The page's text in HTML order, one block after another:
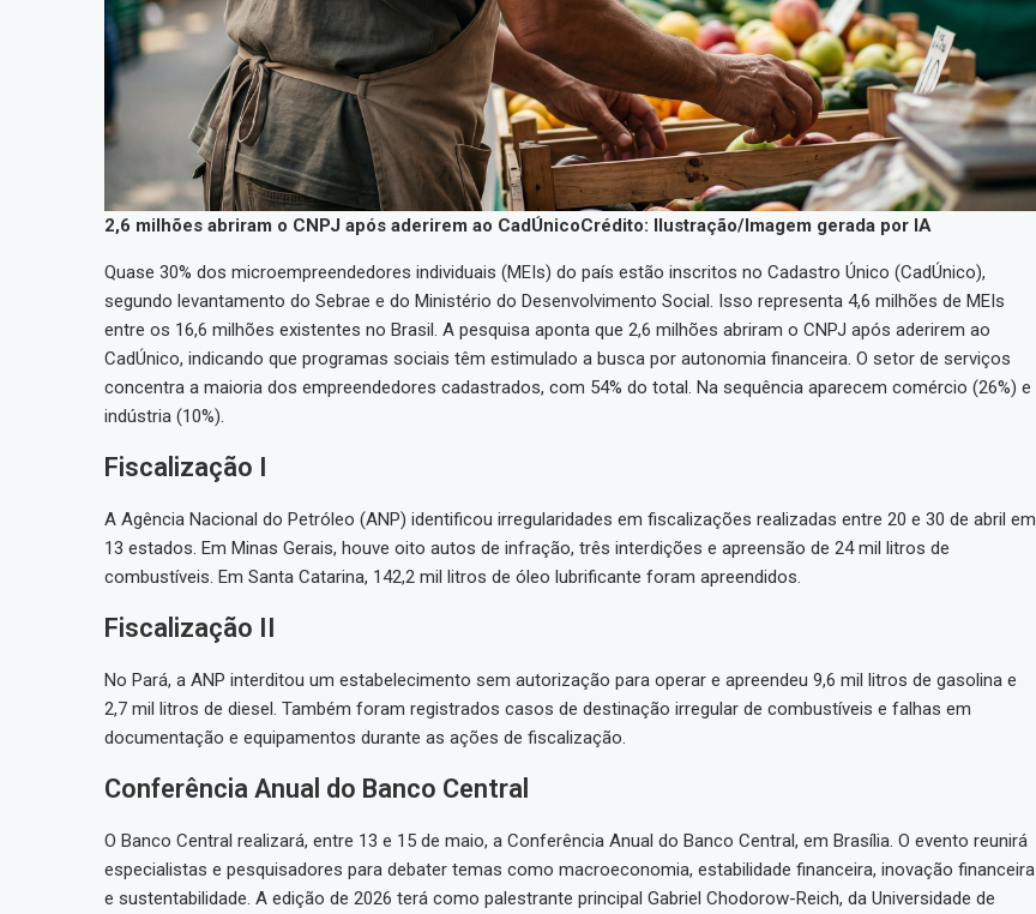
2,6 milhões abriram o CNPJ após aderirem ao CadÚnicoCrédito: Ilustração/Imagem gerada por IA
Quase 30% dos microempreendedores individuais (MEIs) do país estão inscritos no Cadastro Único (CadÚnico),
segundo levantamento do Sebrae e do Ministério do Desenvolvimento Social. Isso representa 4,6 milhões de MEIs
entre os 16,6 milhões existentes no Brasil. A pesquisa aponta que 2,6 milhões abriram o CNPJ após aderirem ao
CadÚnico, indicando que programas sociais têm estimulado a busca por autonomia financeira. O setor de serviços
concentra a maioria dos empreendedores cadastrados, com 54% do total. Na sequência aparecem comércio (26%) e
indústria (10%).
Fiscalização I
A Agência Nacional do Petróleo (ANP) identificou irregularidades em fiscalizações realizadas entre 20 e 30 de abril em
13 estados. Em Minas Gerais, houve oito autos de infração, três interdições e apreensão de 24 mil litros de
combustíveis. Em Santa Catarina, 142,2 mil litros de óleo lubrificante foram apreendidos.
Fiscalização II
No Pará, a ANP interditou um estabelecimento sem autorização para operar e apreendeu 9,6 mil litros de gasolina e
2,7 mil litros de diesel. Também foram registrados casos de destinação irregular de combustíveis e falhas em
documentação e equipamentos durante as ações de fiscalização.
Conferência Anual do Banco Central
O Banco Central realizará, entre 13 e 15 de maio, a Conferência Anual do Banco Central, em Brasília. O evento reunirá
especialistas e pesquisadores para debater temas como macroeconomia, estabilidade financeira, inovação financeira
e sustentabilidade. A edição de 2026 terá como palestrante principal Gabriel Chodorow-Reich, da Universidade de